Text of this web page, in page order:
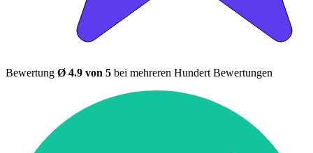
Bewertung Ø 4.9 von 5 bei mehreren Hundert Bewertungen